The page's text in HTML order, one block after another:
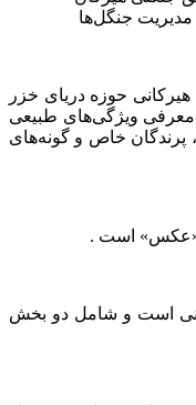
جنگل‌ها
حوزه دریای خزر
معرفی ویژگی‌های طبیعی
پرندگان خاص و گونه‌های
«عکس» است .
است و شامل دو بخش